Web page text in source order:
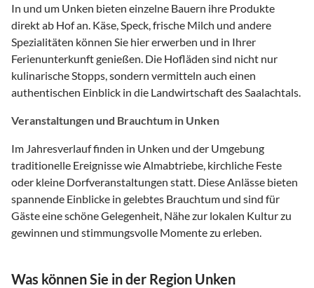
In und um Unken bieten einzelne Bauern ihre Produkte
direkt ab Hof an. Käse, Speck, frische Milch und andere
Spezialitäten können Sie hier erwerben und in Ihrer
Ferienunterkunft genießen. Die Hofläden sind nicht nur
kulinarische Stopps, sondern vermitteln auch einen
authentischen Einblick in die Landwirtschaft des Saalachtals.
Veranstaltungen und Brauchtum in Unken
Im Jahresverlauf finden in Unken und der Umgebung
traditionelle Ereignisse wie Almabtriebe, kirchliche Feste
oder kleine Dorfveranstaltungen statt. Diese Anlässe bieten
spannende Einblicke in gelebtes Brauchtum und sind für
Gäste eine schöne Gelegenheit, Nähe zur lokalen Kultur zu
gewinnen und stimmungsvolle Momente zu erleben.
Was können Sie in der Region Unken